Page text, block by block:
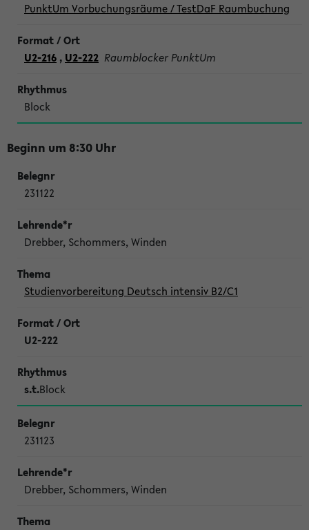
PunktUm Vorbuchungsräume / TestDaF Raumbuchung
U2-216 , U2-222 Raumblocker PunktUm
Block
Beginn um 8:30 Uhr
231122
Drebber, Schommers, Winden
Studienvorbereitung Deutsch intensiv B2/C1
U2-222
s.t.Block
231123
Drebber, Schommers, Winden